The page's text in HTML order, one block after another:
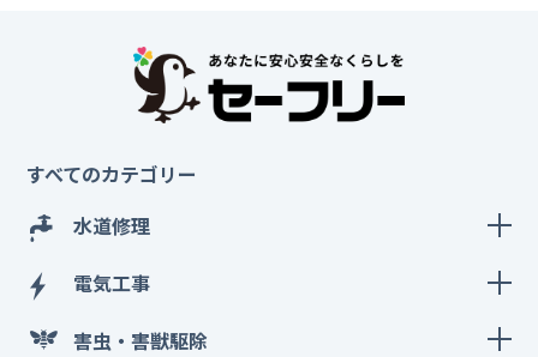
すべてのカテゴリー
水道修理
電気工事
害虫・害獣駆除